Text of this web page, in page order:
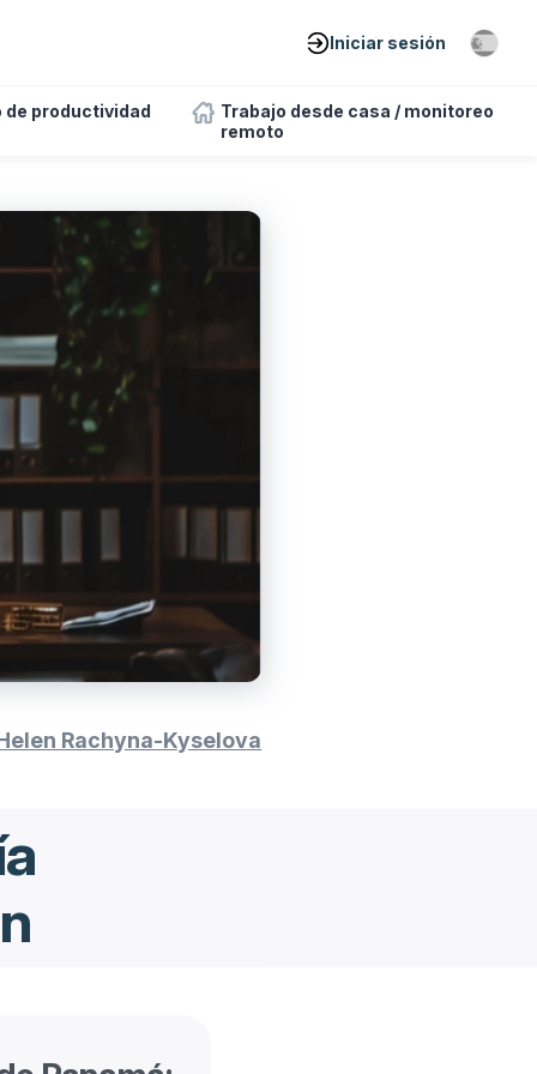
Iniciar sesión
de productividad
Trabajo desde casa / monitoreo
remoto
Rachyna-Kyselova